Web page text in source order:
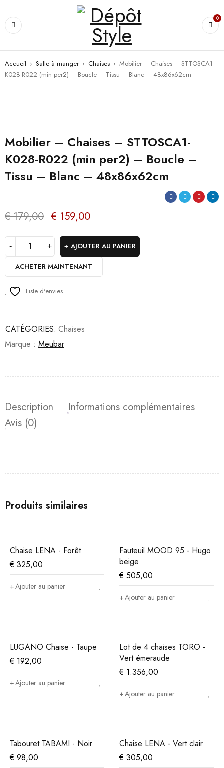
0
Accueil › Salle à manger › Chaises › Mobilier – Chaises – STTOSCA1-
K028-R022 (min per2) – Boucle – Tissu – Blanc – 48x86x62cm
Mobilier – Chaises – STTOSCA1-
K028-R022 (min per2) – Boucle –
Tissu – Blanc – 48x86x62cm
€179,00 € 159,00
AJOUTER AU PANIER
ACHETER MAINTENANT
Liste d'envies
CATÉGORIES: Chaises
Marque : Meubar
Description
Informations complémentaires
Avis (0)
Produits similaires
Chaise LENA - Forêt
€ 325,00
Ajouter au panier
Fauteuil MOOD 95 - Hugo
beige
€ 505,00
Ajouter au panier
LUGANO Chaise - Taupe
€ 192,00
Ajouter au panier
Lot de 4 chaises TORO -
Vert émeraude
€ 1.356,00
Ajouter au panier
Tabouret TABAMI - Noir
€ 98,00
Chaise LENA - Vert clair
€ 305,00